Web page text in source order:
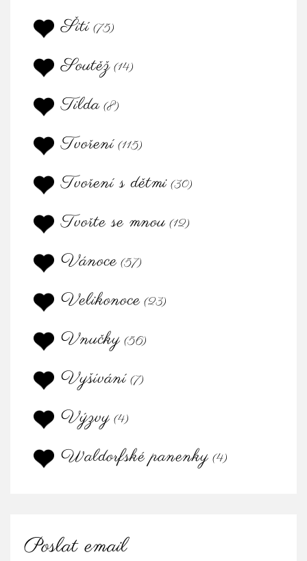
Šití (75)
Soutěž (14)
Tilda (8)
Tvoření (115)
Tvoření s dětmi (30)
Tvořte se mnou (12)
Vánoce (57)
Velikonoce (23)
Vnučky (56)
Vyšívání (7)
Výzvy (4)
Waldorfské panenky (4)
Poslat email